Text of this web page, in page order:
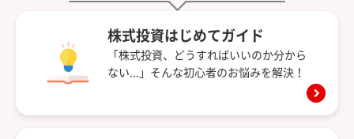
株式投資はじめてガイド
「株式投資、どうすればいいのか分から
ない...」そんな初心者のお悩みを解決！